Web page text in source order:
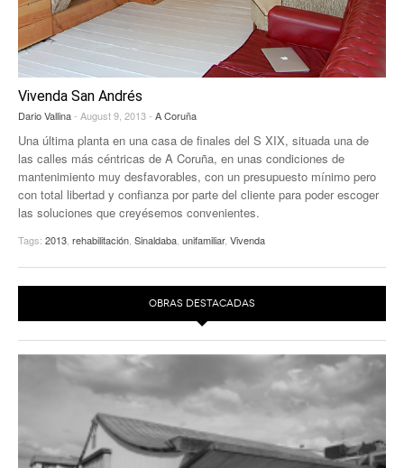
EUROPAN
Vivenda San Andrés
Dario Vallina- August 9, 2013 - A Coruña
Una última planta en una casa de finales del S XIX, situada una de
las calles más céntricas de A Coruña, en unas condiciones de
mantenimiento muy desfavorables, con un presupuesto mínimo pero
con total libertad y confianza por parte del cliente para poder escoger
las soluciones que creyésemos convenientes.
Tags: 2013 rehabilitación Sinaldaba unifamiliar, Vivenda
OBRAS DESTACADAS